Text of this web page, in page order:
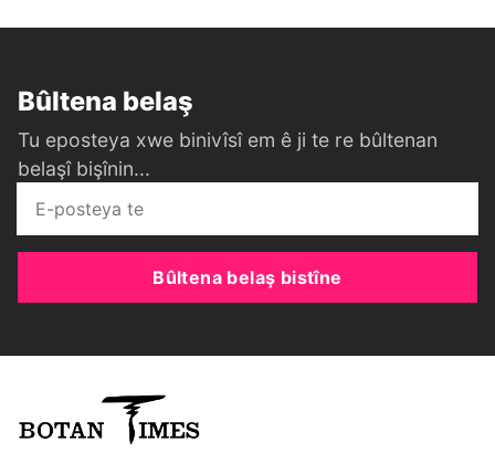
Bûltena belaş
Tu eposteya xwe binivîsî em ê ji te re bûltenan
belaşî bişînin...
Bûltena belaş bistîne